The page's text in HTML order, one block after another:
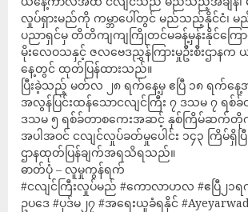
လှုပ်ရှားမည်ကို ကမ္ဘာပေါ်တွင် မည်သည့်နိုင်ငံ၊
ပညာရှင်မှ တိတိကျကျကြိုတင်မခန့်မှန်းနိုင်ကြေ
မိုးလေဝသနှင့် ဇလဗေဒညွှန်ကြားမှုဦးစီးဌာနက
နေ့တွင် ထုတ်ပြန်ထားသည်။
ပြီးခဲ့သည့် မတ်လ ၂၈ ရက်နေ့မှ ဧပြီ ၁၈ ရက်န
အလွန်ပြင်းထန်သောငလျင်ကြီး ၇ ဒသမ ၇ ရစ်
ဒသမ ၅ ရစ်ခ်တာစကေးအဆင့် နှစ်ကြိမ်ဆက်
အပါအဝင် ငလျင်လှုပ်ခတ်မှုပေါင်း ၁၄၃ ကြိမ်ရှိပြီ
ဌာနထုတ်ပြန်ချက်အရသိရသည်။
ဓာတ်ပုံ – လူမှုကွန်ရက်
#ငလျင်ကြီးလှုပ်မည် #ကောလာဟလ #ဧပြီ၂၁
ဥပဒေ #ပုဒ်မ၂၇ #အရေးယူခံရနိုင်